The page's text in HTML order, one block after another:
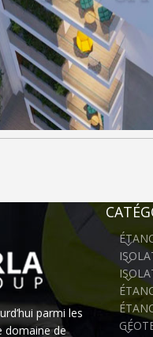
parmi les
domaine de